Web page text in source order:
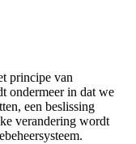
principe van
ondermeer in dat we
een beslissing
verandering wordt